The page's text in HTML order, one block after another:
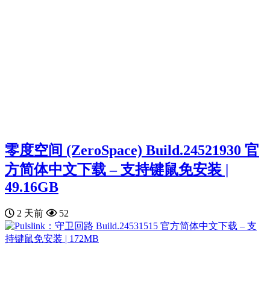
零度空间 (ZeroSpace) Build.24521930 官
方简体中文下载 – 支持键鼠免安装 |
49.16GB
2 天前 52